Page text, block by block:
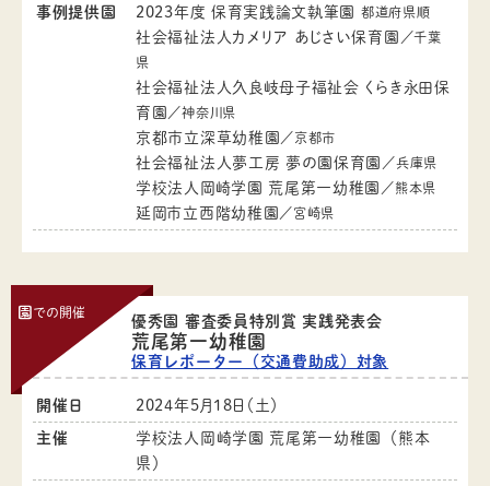
事例提供園 2023年度 保育実践論文執筆園 都道府県順
社会福祉法人カメリア あじさい保育園 ／千葉
県
社会福祉法人久良岐母子福祉会 くらき永田保
育園 ／神奈川県
京都市立深草幼稚園 ／京都市
社会福祉法人夢工房 夢の園保育園 ／兵庫県
学校法人岡崎学園 荒尾第一幼稚園 ／熊本県
延岡市立西階幼稚園 ／宮崎県
園での開催
優秀園 審査委員特別賞 実践発表会
荒尾第一幼稚園
保育レポーター（交通費助成）対象
開催日 2024年5月18日（土）
主催
学校法人岡崎学園 荒尾第一幼稚園（熊本
県）